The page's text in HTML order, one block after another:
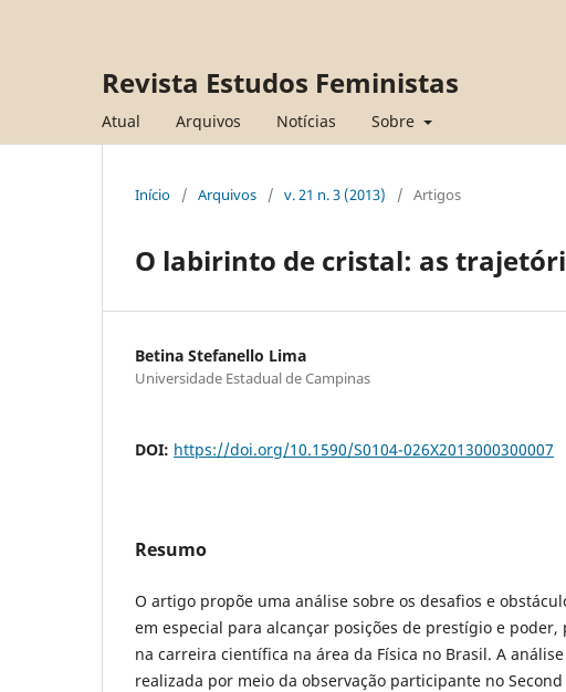
Revista Estudos Feministas
Atual Arquivos Notícias Sobre
Início / Arquivos / v. 21 n. 3 (2013) / Artigos
O labirinto de cristal: as
Betina Stefanello Lima
Universidade Estadual de Campinas
DOI: https://doi.org/10.1590/S0104-026X2013000300007
Resumo
O artigo propõe uma análise sobre os desafios e
em especial para alcançar posições de prestígio e poder,
na carreira científica na área da Física no Brasil. A
realizada por meio da observação participante no